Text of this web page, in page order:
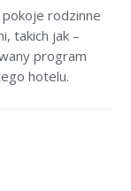
rodzinne
takich jak –
program
hotelu.